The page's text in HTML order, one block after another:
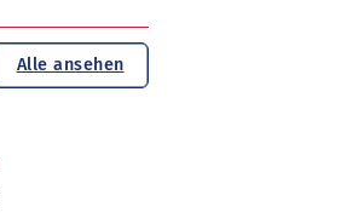
Alle ansehen